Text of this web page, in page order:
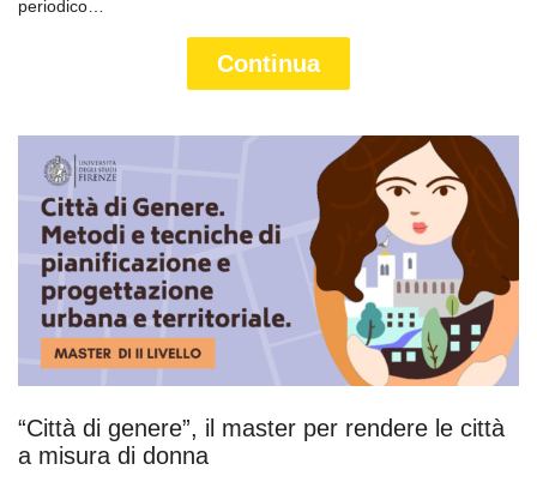
periodico…
Continua
“Città di genere”, il master per rendere le città
a misura di donna